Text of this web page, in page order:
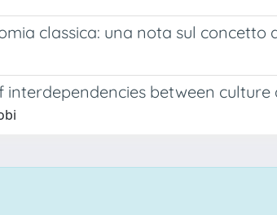
classica: una nota sul concetto
between culture